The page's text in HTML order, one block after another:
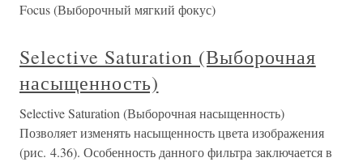
Focus (Выборочный мягкий фокус)
Selective Saturation (Выборочная
насыщенность)
Selective Saturation (Выборочная насыщенность)
Позволяет изменять насыщенность цвета изображения
(рис. 4.36). Особенность данного фильтра заключается в